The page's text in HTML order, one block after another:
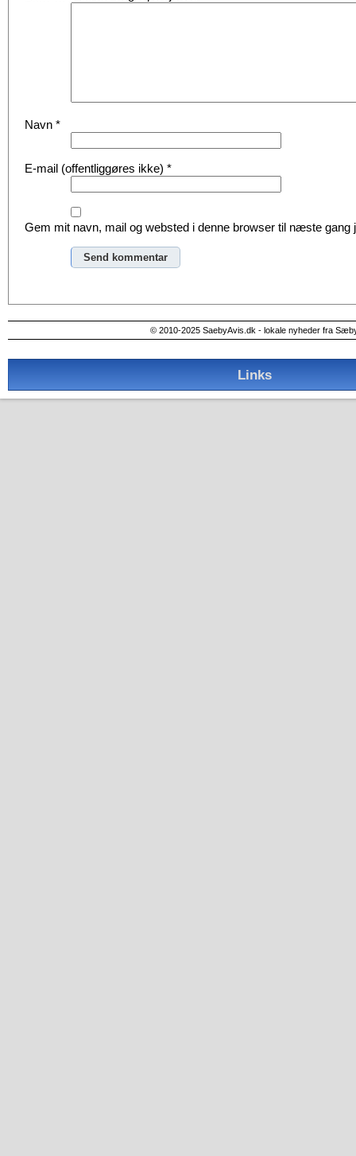
Navn *
E-mail (offentliggøres ikke) *
Gem mit navn, mail og websted i denne browser til næste gang
© 2010-2025 SaebyAvis.dk - lokale nyheder fra
Links